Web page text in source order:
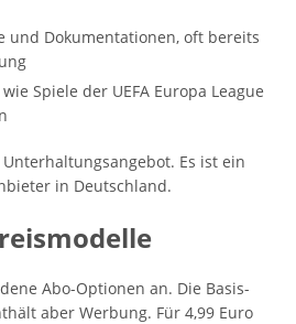
und Dokumentationen, oft bereits
Spiele der UEFA Europa League
Es ist ein
in Deutschland.
Abo-Optionen an. Die Basis-
aber Werbung. Für 4,99 Euro